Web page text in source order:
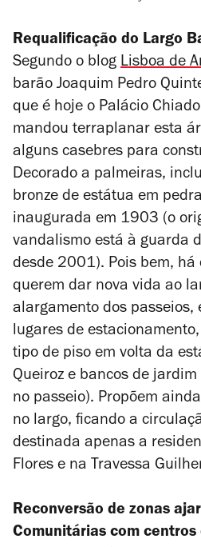
Requalificação do Largo
Segundo o blog Lisboa de
barão Joaquim Pedro
que é hoje o Palácio
mandou terraplanar esta
alguns casebres para
Decorado a palmeiras,
bronze de estátua em
inaugurada em 1903 (o
vandalismo está à guarda
desde 2001). Pois bem, há
querem dar nova vida ao
alargamento dos passeios,
lugares de
tipo de piso em volta da
Queiroz e bancos de
no passeio). Propõem
no largo, ficando a
destinada apenas a
Flores e na Travessa
Reconversão de zonas
Comunitárias com